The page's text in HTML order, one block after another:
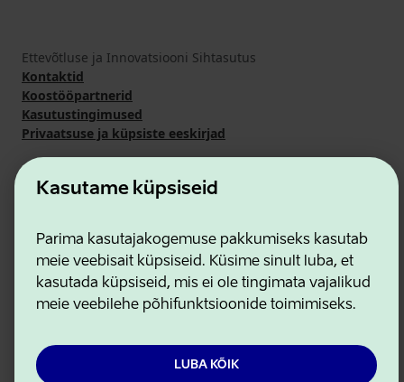
Kasutame küpsiseid
Parima kasutajakogemuse pakkumiseks kasutab
meie veebisait küpsiseid. Küsime sinult luba, et
kasutada küpsiseid, mis ei ole tingimata vajalikud
meie veebilehe põhifunktsioonide toimimiseks.
LUBA KÕIK
Ettevõtluse ja Innovatsiooni Sihtasutus
Kontaktid
Koostööpartnerid
Kasutustingimused
Privaatsuse ja küpsiste eeskirjad